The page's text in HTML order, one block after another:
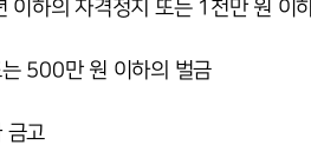
하의 자격정지 또는 1천만 원 이
500만 원 이하의 벌금
금고